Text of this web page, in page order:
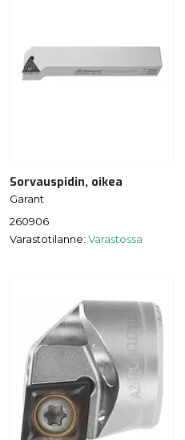
Sorvauspidin, oikea
Garant
260906
Varastotilanne: Varastossa